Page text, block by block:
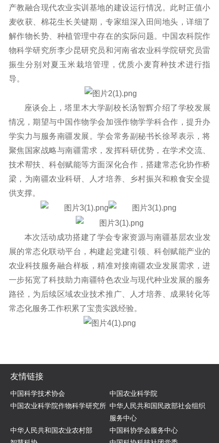
产教融合现代农业实训基地的建设运行情况。此时正值小
麦收获、棉花生长关键期，专家组深入田间地头，详细了
解作物长势、种植管理中存在的实际问题。中国农科院作
物科学研究所李少昆研究员和河南省农业科学院研究员雷
振生分别对夏玉米栽培管理，优质小麦育种技术进行指
导。
座谈会上，塔里木大学副校长汤智辉介绍了学校发展
情况，期望与中国作物学会加强作物学学科合作，提升办
学实力与服务南疆发展。学会常务副秘书长徐琴表示，将
聚焦国家战略与南疆需求，发挥科研优势，在学术交流、
技术帮扶、科创赋能等方面深化合作，搭建常态化协作桥
梁，为南疆农业科研、人才培养、乡村振兴和粮食安全提
供支撑。
本次活动成功搭建了学会专家资源与南疆基层农业发
展的常态化联动平台，构建起党建引领、科创赋能产业的
农业科技服务融合样板，精准对接南疆农业发展需求，进
一步拓宽了科技助力南疆特色农业与现代种业发展的服务
路径，为后续区域农业技术推广、人才培养、成果转化等
常态化服务工作积累了宝贵实践经验。
友情链接
中国科学技术协会
中国农业科学院
中国农业科学院作物科学研究所 中华人民共和国民政部社会组织
服务中心
中华人民共和国农业农村部
中国科协学会服务中心